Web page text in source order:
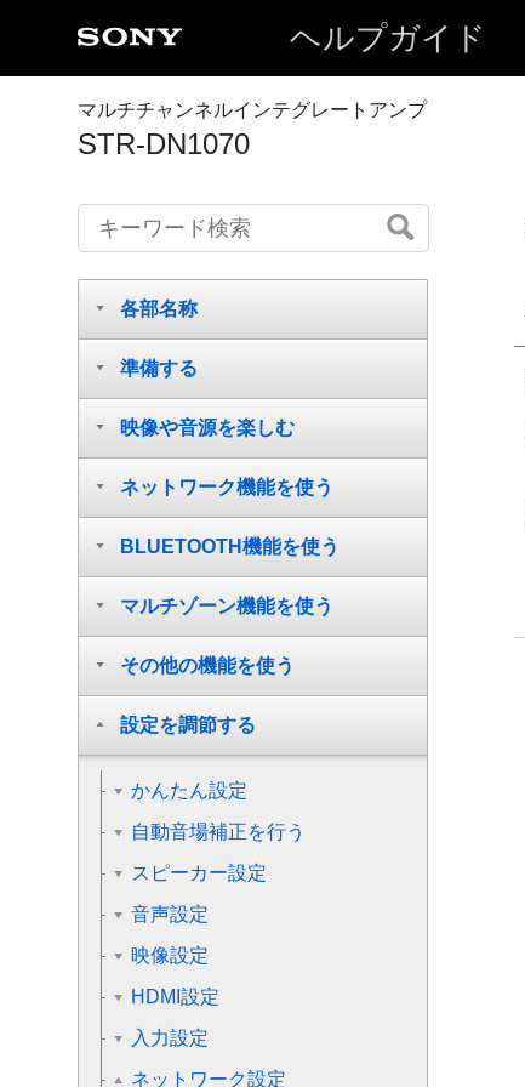
ヘルプガイド
マルチチャンネルインテグレートアンプ
STR-DN1070
各部名称
準備する
映像や音源を楽しむ
ネットワーク機能を使う
BLUETOOTH機能を使う
マルチゾーン機能を使う
その他の機能を使う
設定を調節する
かんたん設定
自動音場補正を行う
スピーカー設定
音声設定
映像設定
HDMI設定
入力設定
ネットワーク設定